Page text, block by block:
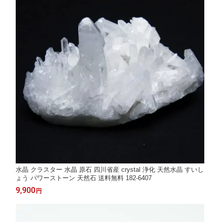
水晶 クラスター 水晶 原石 四川省産 crystal 浄化 天然水晶 すいし
ょう パワーストーン 天然石 送料無料 182-6407
9,900 円